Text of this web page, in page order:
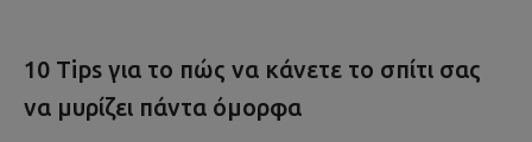
10 Tips για το πώς να κάνετε το σπίτι σας
να μυρίζει πάντα όμορφα